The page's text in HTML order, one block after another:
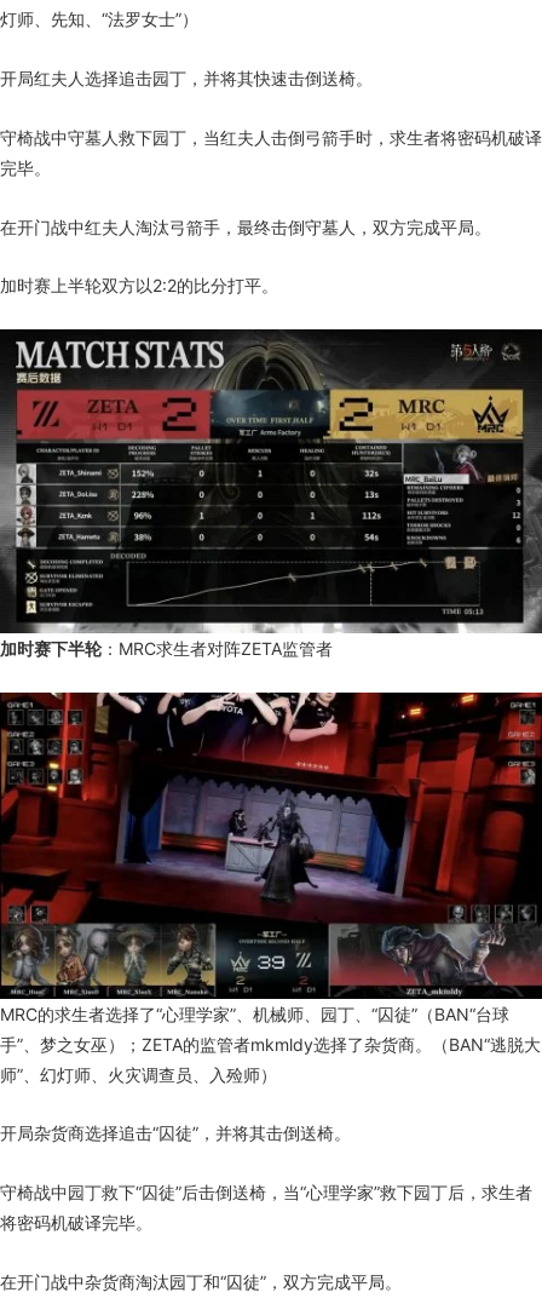
灯师、先知、“法罗女士”）
开局红夫人选择追击园丁，并将其快速击倒送椅。
守椅战中守墓人救下园丁，当红夫人击倒弓箭手时，求生者将密码机破译
完毕。
在开门战中红夫人淘汰弓箭手，最终击倒守墓人，双方完成平局。
加时赛上半轮双方以2:2的比分打平。
加时赛下半轮：MRC求生者对阵ZETA监管者
MRC的求生者选择了“心理学家”、机械师、园丁、“囚徒”（BAN“台球
手”、梦之女巫）；ZETA的监管者mkmldy选择了杂货商。（BAN“逃脱大
师”、幻灯师、火灾调查员、入殓师）
开局杂货商选择追击“囚徒”，并将其击倒送椅。
守椅战中园丁救下“囚徒”后击倒送椅，当“心理学家”救下园丁后，求生者
将密码机破译完毕。
在开门战中杂货商淘汰园丁和“囚徒”，双方完成平局。